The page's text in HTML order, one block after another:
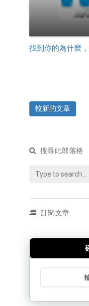
找到你的為什麼
較新的文章
搜尋此部落格
訂閱文章